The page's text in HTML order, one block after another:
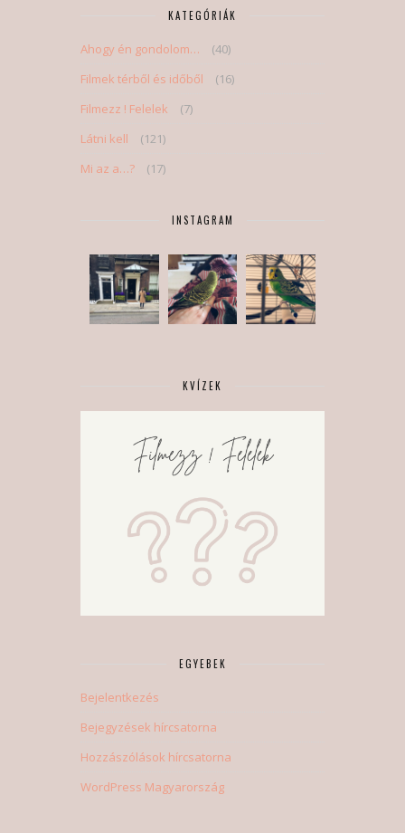
KATEGÓRIÁK
Ahogy én gondolom…
(40)
Filmek térből és időből
(16)
Filmezz ! Felelek
(7)
Látni kell
(121)
Mi az a…?
(17)
INSTAGRAM
KVÍZEK
EGYEBEK
Bejelentkezés
Bejegyzések hírcsatorna
Hozzászólások hírcsatorna
WordPress Magyarország